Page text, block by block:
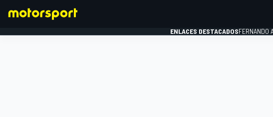
ENLACES DESTACADOSFERNANDO